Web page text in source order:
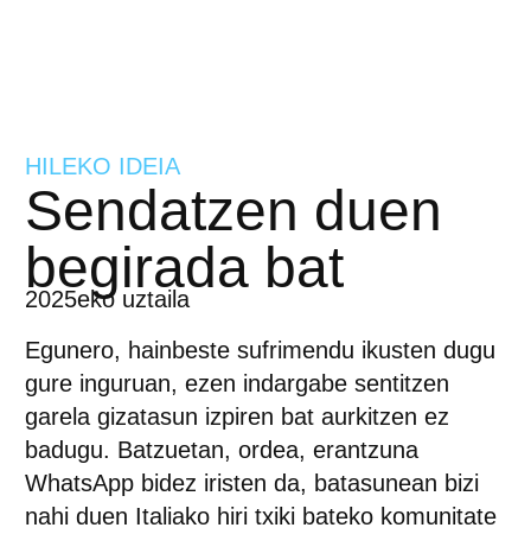
Sendatzen duen
begirada bat
2025eko uztaila
Egunero, hainbeste sufrimendu ikusten dugu
gure inguruan, ezen indargabe sentitzen
garela gizatasun izpiren bat aurkitzen ez
badugu. Batzuetan, ordea, erantzuna
WhatsApp bidez iristen da, batasunean bizi
nahi duen Italiako hiri txiki bateko komunitate
HILEKO IDEIA